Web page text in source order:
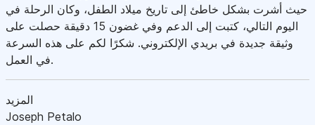
حيث أشرت بشكل خاطئ إلى تاريخ ميلاد الطفل، وكان الرحلة في
اليوم التالي، كتبت إلى الدعم وفي غضون 15 دقيقة حصلت على
وثيقة جديدة في بريدي الإلكتروني. شكرًا لكم على هذه السرعة
في العمل.
المزيد
Joseph Petalo